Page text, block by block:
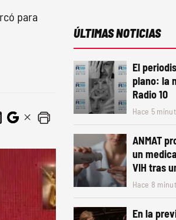
para
ÚLTIMAS NOTICIAS
El
plano: la
Radio 10
Hace 5
ANMAT
un
VIH tras
Hace 8
En la